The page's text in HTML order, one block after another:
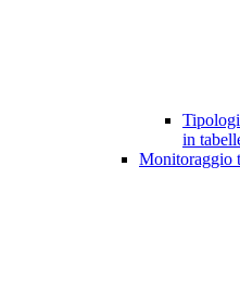
in
Monitoraggio